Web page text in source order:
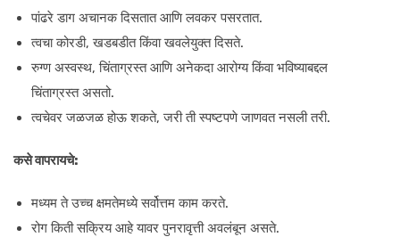
पांढरे डाग अचानक दिसतात आणि लवकर पसरतात.
त्वचा कोरडी, खडबडीत किंवा खवलेयुक्त दिसते.
रुग्ण अस्वस्थ, चिंताग्रस्त आणि अनेकदा आरोग्य किंवा भविष्याबद्दल
चिंताग्रस्त असतो.
त्वचेवर जळजळ होऊ शकते, जरी ती स्पष्टपणे जाणवत नसली तरी.
कसे वापरायचे:
मध्यम ते उच्च क्षमतेमध्ये सर्वोत्तम काम करते.
रोग किती सक्रिय आहे यावर पुनरावृत्ती अवलंबून असते.